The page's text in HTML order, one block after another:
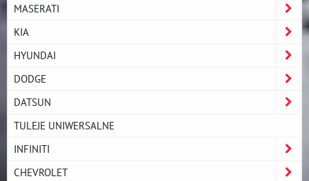
MASERATI
KIA
HYUNDAI
DODGE
DATSUN
TULEJE UNIWERSALNE
INFINITI
CHEVROLET